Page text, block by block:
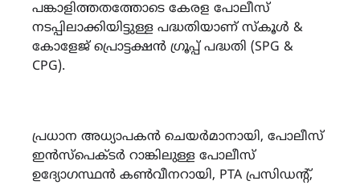
പങ്കാളിത്തതത്തോടെ കേരള പോലീസ്
നടപ്പിലാക്കിയിട്ടുള്ള പദ്ധതിയാണ് സ്കൂൾ &
കോളേജ് പ്രൊട്ടക്ഷൻ ഗ്രൂപ്പ് പദ്ധതി (SPG &
CPG).
പ്രധാന അധ്യാപകൻ ചെയർമാനായി, പോലീസ്
ഇൻസ്‌പെക്ടർ റാങ്കിലുള്ള പോലീസ്
ഉദ്യോഗസ്ഥൻ കൺവീനറായി, PTA പ്രസിഡന്റ്,